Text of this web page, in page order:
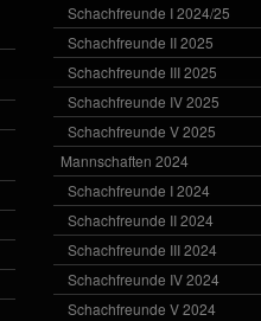
Schachfreunde I 2024/25
Schachfreunde II 2025
Schachfreunde III 2025
Schachfreunde IV 2025
Schachfreunde V 2025
Mannschaften 2024
Schachfreunde I 2024
Schachfreunde II 2024
Schachfreunde III 2024
Schachfreunde IV 2024
Schachfreunde V 2024